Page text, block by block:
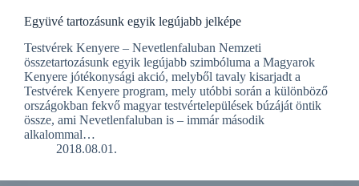
Együvé tartozásunk egyik legújabb jelképe
Testvérek Kenyere – Nevetlenfaluban Nemzeti
összetartozásunk egyik legújabb szimbóluma a Magyarok
Kenyere jótékonysági akció, melyből tavaly kisarjadt a
Testvérek Kenyere program, mely utóbbi során a különböző
országokban fekvő magyar testvértelepülések búzáját öntik
össze, ami Nevetlenfaluban is – immár második
alkalommal…
2018.08.01.